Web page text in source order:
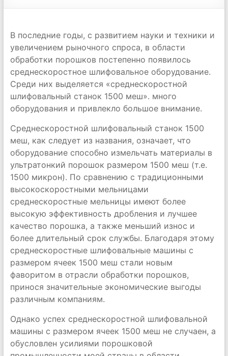
В последние годы, с развитием науки и техники и
увеличением рыночного спроса, в области
обработки порошков постепенно появилось
среднескоростное шлифовальное оборудование.
Среди них выделяется «среднескоростной
шлифовальный станок 1500 меш». много
оборудования и привлекло большое внимание.
Среднескоростной шлифовальный станок 1500
меш, как следует из названия, означает, что
оборудование способно измельчать материалы в
ультратонкий порошок размером 1500 меш (т.е.
1500 микрон). По сравнению с традиционными
высокоскоростными мельницами
среднескоростные мельницы имеют более
высокую эффективность дробления и лучшее
качество порошка, а также меньший износ и
более длительный срок службы. Благодаря этому
среднескоростные шлифовальные машины с
размером ячеек 1500 меш стали новым
фаворитом в отрасли обработки порошков,
принося значительные экономические выгоды
различным компаниям.
Однако успех среднескоростной шлифовальной
машины с размером ячеек 1500 меш не случаен, а
обусловлен усилиями порошковой